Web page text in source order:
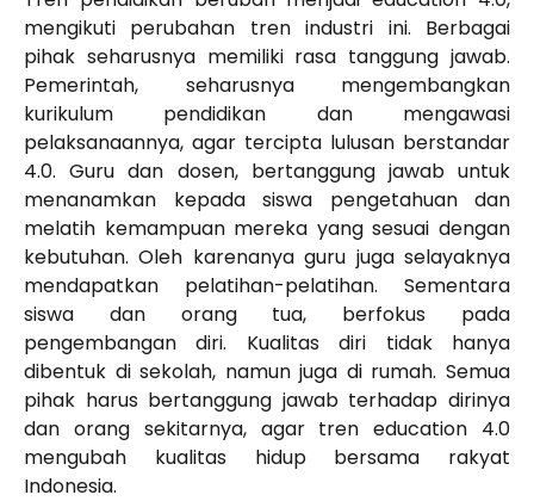
mengikuti perubahan tren industri ini. Berbagai
pihak seharusnya memiliki rasa tanggung jawab.
Pemerintah, seharusnya mengembangkan
kurikulum pendidikan dan mengawasi
pelaksanaannya, agar tercipta lulusan berstandar
4.0. Guru dan dosen, bertanggung jawab untuk
menanamkan kepada siswa pengetahuan dan
melatih kemampuan mereka yang sesuai dengan
kebutuhan. Oleh karenanya guru juga selayaknya
mendapatkan pelatihan-pelatihan. Sementara
siswa dan orang tua, berfokus pada
pengembangan diri. Kualitas diri tidak hanya
dibentuk di sekolah, namun juga di rumah. Semua
pihak harus bertanggung jawab terhadap dirinya
dan orang sekitarnya, agar tren education 4.0
mengubah kualitas hidup bersama rakyat
Indonesia.